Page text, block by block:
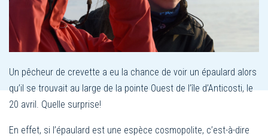
Un pêcheur de crevette a eu la chance de voir un épaulard alors
qu’il se trouvait au large de la pointe Ouest de l’île d’Anticosti, le
20 avril. Quelle surprise!
En effet, si l’épaulard est une espèce cosmopolite, c’est-à-dire